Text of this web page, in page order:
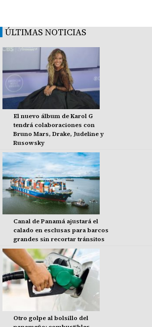
ÚLTIMAS NOTICIAS
El nuevo álbum de Karol G
tendrá colaboraciones con
Bruno Mars, Drake, Judeline y
Rusowsky
Canal de Panamá ajustará el
calado en esclusas para barcos
grandes sin recortar tránsitos
Otro golpe al bolsillo del